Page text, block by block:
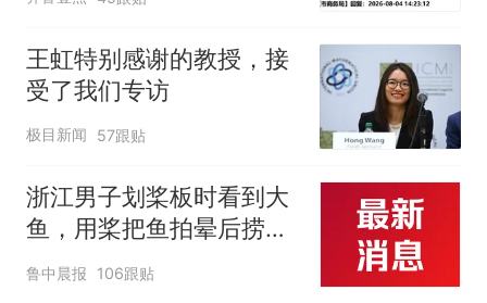
王虹特别感谢的教授，接
受了我们专访
极目新闻 57跟贴
浙江男子划桨板时看到大
鱼，用桨把鱼拍晕后捞
起；当事人：鱼重7斤6
鲁中晨报 106跟贴